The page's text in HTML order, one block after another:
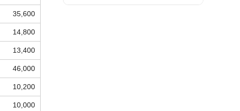
35,600
14,800
13,400
46,000
10,200
10,000